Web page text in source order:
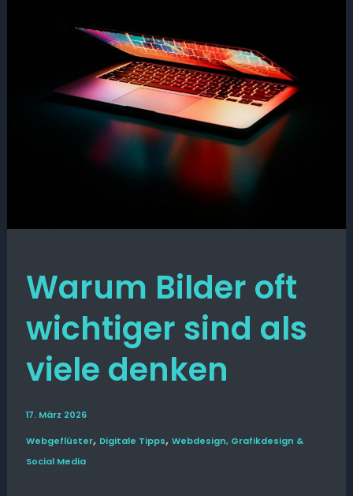
Warum Bilder oft
wichtiger sind als
viele denken
17. März 2026
Web­­geflüster, Digitale Tipps, Webdesign, Grafikdesign &
Social Media